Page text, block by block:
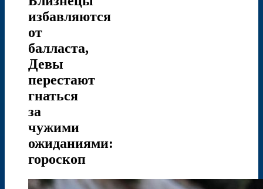
избавляются
от
балласта,
Девы
перестают
гнаться
за
чужими
ожиданиями:
гороскоп